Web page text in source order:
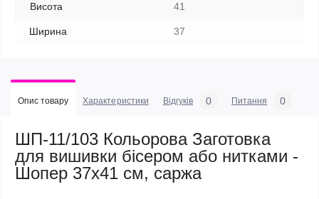
Висота 41
Ширина 37
Опис товару Характеристики Відгуків 0 Питання 0
ШП-11/103 Кольорова Заготовка
для вишивки бісером або нитками -
Шопер 37x41 см, саржа